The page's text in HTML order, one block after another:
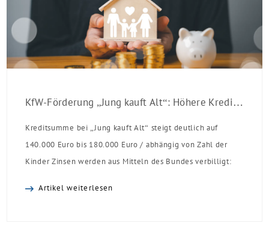
KfW-Förderung „Jung kauft Alt“: Höhere Kredite ab August 2026
Kreditsumme bei „Jung kauft Alt“ steigt deutlich auf
140.000 Euro bis 180.000 Euro / abhängig von Zahl der
Kinder Zinsen werden aus Mitteln des Bundes verbilligt:
Artikel weiterlesen